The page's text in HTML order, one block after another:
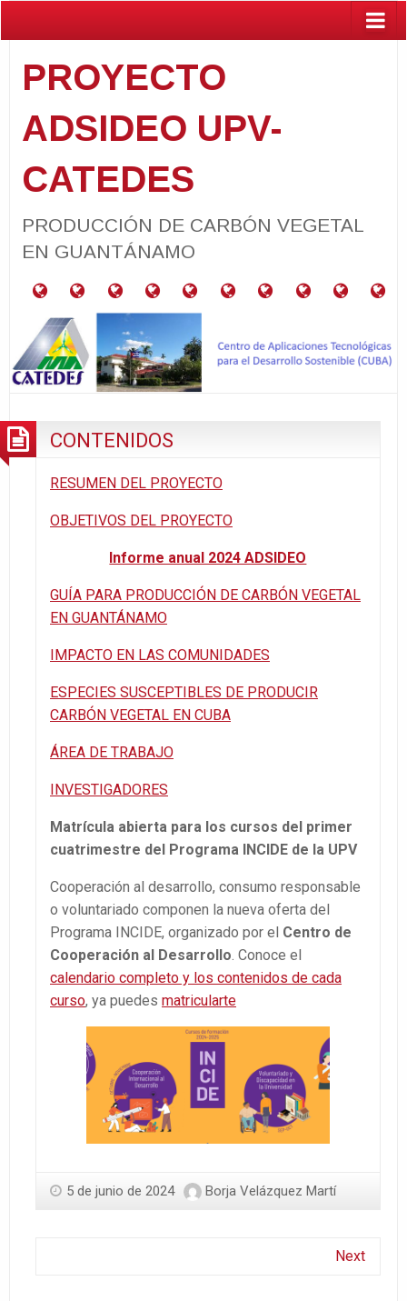
PROYECTO
ADSIDEO UPV-
CATEDES
PRODUCCIÓN DE CARBÓN VEGETAL
EN GUANTÁNAMO
¿Qué
el
Programa
ADSIDEO
RESUMEN
DEL
PROYECTO
RELACIÓN
CON
LOS
ODS
PROYECTOS
VINCULADOS
CARACTERIZACIÓN
DE
PARCELAS
NEEM
GUÍA
DE
ACTIVIDADES
CONTENIDOS
RESUMEN DEL PROYECTO
OBJETIVOS DEL PROYECTO
Informe anual 2024 ADSIDEO
GUÍA PARA PRODUCCIÓN DE CARBÓN VEGETAL
EN GUANTÁNAMO
IMPACTO EN LAS COMUNIDADES
ESPECIES SUSCEPTIBLES DE PRODUCIR
CARBÓN VEGETAL EN CUBA
ÁREA DE TRABAJO
INVESTIGADORES
Matrícula abierta para los cursos del primer
cuatrimestre del Programa INCIDE de la UPV
Cooperación al desarrollo, consumo responsable
o voluntariado componen la nueva oferta del
Programa INCIDE, organizado por el Centro de
Cooperación al Desarrollo. Conoce el
calendario completo y los contenidos de cada
curso, ya puedes matricularte
5 de junio de 2024 Borja Velázquez Martí
Next